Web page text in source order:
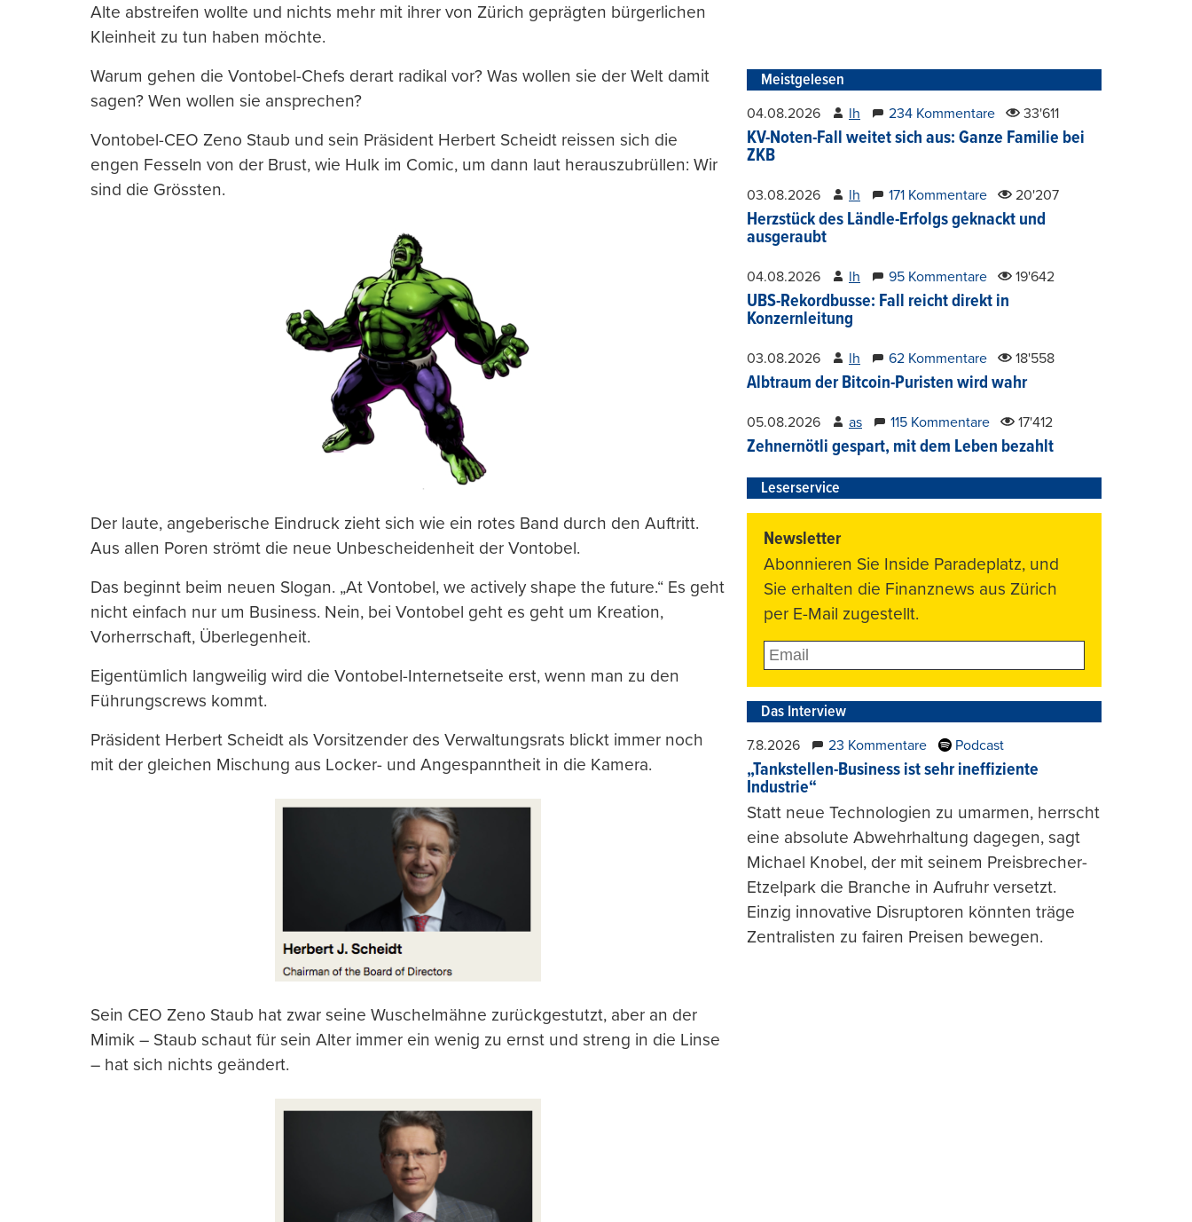
Alte abstreifen wollte und nichts mehr mit ihrer von Zürich geprägten bürgerlichen
Kleinheit zu tun haben möchte.
Warum gehen die Vontobel-Chefs derart radikal vor? Was wollen sie der Welt damit
sagen? Wen wollen sie ansprechen?
Vontobel-CEO Zeno Staub und sein Präsident Herbert Scheidt reissen sich die
engen Fesseln von der Brust, wie Hulk im Comic, um dann laut herauszubrüllen: Wir
sind die Grössten.
Der laute, angeberische Eindruck zieht sich wie ein rotes Band durch den Auftritt.
Aus allen Poren strömt die neue Unbescheidenheit der Vontobel.
Das beginnt beim neuen Slogan. „At Vontobel, we actively shape the future.“ Es geht
nicht einfach nur um Business. Nein, bei Vontobel geht es geht um Kreation,
Vorherrschaft, Überlegenheit.
Eigentümlich langweilig wird die Vontobel-Internetseite erst, wenn man zu den
Führungscrews kommt.
Präsident Herbert Scheidt als Vorsitzender des Verwaltungsrats blickt immer noch
mit der gleichen Mischung aus Locker- und Angespanntheit in die Kamera.
Sein CEO Zeno Staub hat zwar seine Wuschelmähne zurückgestutzt, aber an der
Mimik – Staub schaut für sein Alter immer ein wenig zu ernst und streng in die Linse
– hat sich nichts geändert.
Meistgelesen
04.08.2026 lh 234 Kommentare 33'611
KV-Noten-Fall weitet sich aus: Ganze Familie bei
ZKB
03.08.2026 lh 171 Kommentare 20'207
Herzstück des Ländle-Erfolgs geknackt und
ausgeraubt
04.08.2026 lh 95 Kommentare 19'642
UBS-Rekordbusse: Fall reicht direkt in
Konzernleitung
03.08.2026 lh 62 Kommentare 18'558
Albtraum der Bitcoin-Puristen wird wahr
05.08.2026 as 115 Kommentare 17'412
Zehnernötli gespart, mit dem Leben bezahlt
Leserservice
Newsletter
Abonnieren Sie Inside Paradeplatz, und
Sie erhalten die Finanznews aus Zürich
per E-Mail zugestellt.
Das Interview
7.8.2026 23 Kommentare Podcast
„Tankstellen-Business ist sehr ineffiziente
Industrie“
Statt neue Technologien zu umarmen, herrscht
eine absolute Abwehrhaltung dagegen, sagt
Michael Knobel, der mit seinem Preisbrecher-
Etzelpark die Branche in Aufruhr versetzt.
Einzig innovative Disruptoren könnten träge
Zentralisten zu fairen Preisen bewegen.